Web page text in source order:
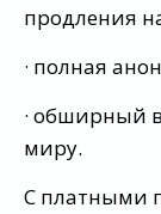
продления
· полная
· обширный
миру.
С платными